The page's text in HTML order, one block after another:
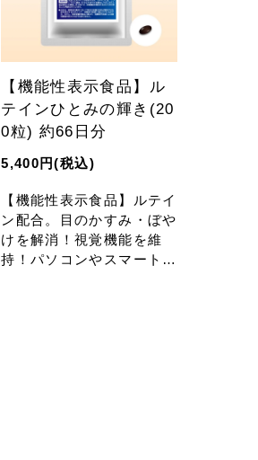
【機能性表示食品】ル
テインひとみの輝き(20
0粒) 約66日分
5,400円(税込)
【機能性表示食品】ルテイ
ン配合。目のかすみ・ぼや
けを解消！視覚機能を維
持！パソコンやスマートフ